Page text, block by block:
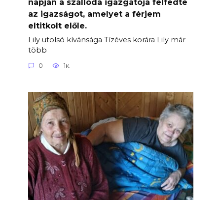
az igazságot, amelyet a férjem
eltitkolt előle.
Lily utolsó kívánsága Tízéves korára Lily már
több
0 1к.